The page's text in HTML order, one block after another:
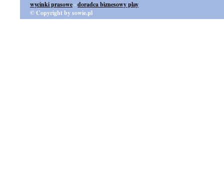
wycinki prasowe-doradca biznesowy play
© Copyright by sowie.pl